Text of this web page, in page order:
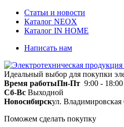
Статьи и новости
Каталог NEOX
Каталог IN HOME
Написать нам
Идеальный выбор для покупки
Время работыПн-Пт 9:00 - 18:00
Сб-Вс Выходной
Новосибирскул. Владимировская
Поможем сделать покупку